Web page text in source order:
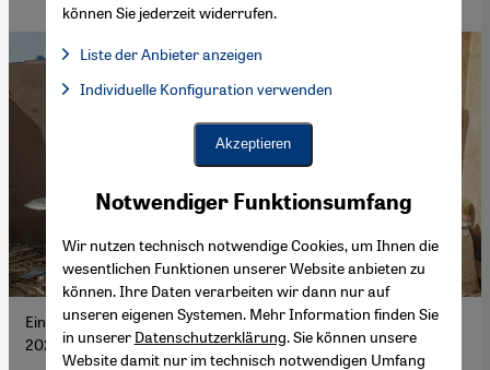
Eine Gemeinschaftsküche nordwestlich von Khartum, 23. April
2024. (Foto: Picture Alliance / Xinhua News Agency | M. Khidir)
Notwendiger Funktionsumfang
Wir nutzen technisch notwendige Cookies, um Ihnen die
wesentlichen Funktionen unserer Website anbieten zu
können. Ihre Daten verarbeiten wir dann nur auf
unseren eigenen Systemen. Mehr Information finden Sie
in unserer Datenschutzerklärung. Sie können unsere
Website damit nur im technisch notwendigen Umfang
können Sie jederzeit widerrufen.
Liste der Anbieter anzeigen
Facebook Embed / Facebook Connect, Google Maps Embed,
Facebook Embed / Facebook Connect
Google Maps Embed
Individuelle Konfiguration verwenden
Akzeptieren